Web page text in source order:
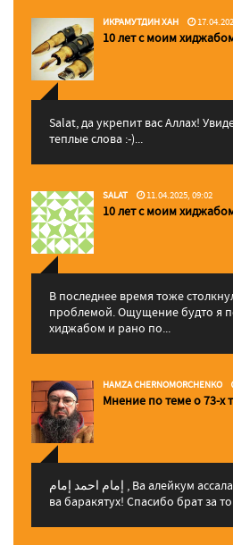
ИКРАМУТДИН ХАН
10 лет с моим
Salat, да укрепит вас Аллаx!
теплые слова :-)...
SALAT 11.04.2025, 09:02
10 лет с моим
В последнее время тоже
проблемой. Ощущение будто я
хиджабом и рано по...
HAMZA CHERNOMORCHENKO
Мнение по теме о 73-х
إمام احمد إمام , Ва алейкум ассалам ва рахматуЛлахи
ва баракятух! Спасибо брат за